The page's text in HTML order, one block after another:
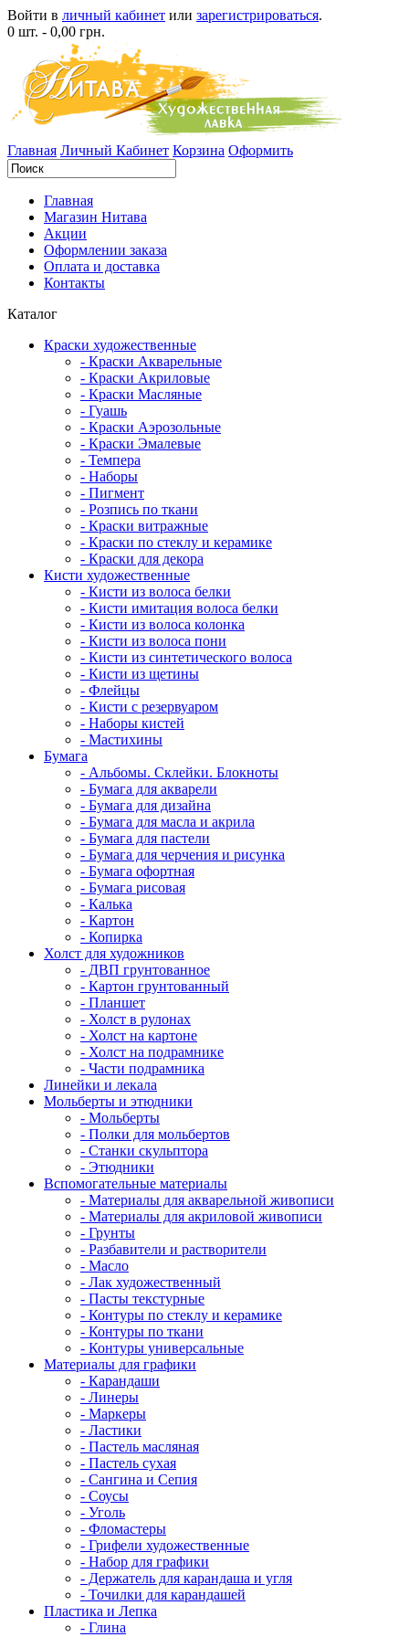
Войти в личный кабинет или зарегистрироваться.
0 шт. - 0,00 грн.
Главная Личный Кабинет Корзина Оформить
Главная
Магазин Нитава
Акции
Оформлении заказа
Оплата и доставка
Контакты
Каталог
Краски художественные
- Краски Акварельные
- Краски Акриловые
- Краски Масляные
- Гуашь
- Краски Аэрозольные
- Краски Эмалевые
- Темпера
- Наборы
- Пигмент
- Розпись по ткани
- Краски витражные
- Краски по стеклу и керамике
- Краски для декора
Кисти художественные
- Кисти из волоса белки
- Кисти имитация волоса белки
- Кисти из волоса колонка
- Кисти из волоса пони
- Кисти из синтетического волоса
- Кисти из щетины
- Флейцы
- Кисти с резервуаром
- Наборы кистей
- Мастихины
Бумага
- Альбомы. Склейки. Блокноты
- Бумага для акварели
- Бумага для дизайна
- Бумага для масла и акрила
- Бумага для пастели
- Бумага для черчения и рисунка
- Бумага офортная
- Бумага рисовая
- Калька
- Картон
- Копирка
Холст для художников
- ДВП грунтованное
- Картон грунтованный
- Планшет
- Холст в рулонах
- Холст на картоне
- Холст на подрамнике
- Части подрамника
Линейки и лекала
Мольберты и этюдники
- Мольберты
- Полки для мольбертов
- Станки скульптора
- Этюдники
Вспомогательные материалы
- Материалы для акварельной живописи
- Материалы для акриловой живописи
- Грунты
- Разбавители и растворители
- Масло
- Лак художественный
- Пасты текстурные
- Контуры по стеклу и керамике
- Контуры по ткани
- Контуры универсальные
Материалы для графики
- Карандаши
- Линеры
- Маркеры
- Ластики
- Пастель масляная
- Пастель сухая
- Сангина и Сепия
- Соусы
- Уголь
- Фломастеры
- Грифели художественные
- Набор для графики
- Держатель для карандаша и угля
- Точилки для карандашей
Пластика и Лепка
- Глина